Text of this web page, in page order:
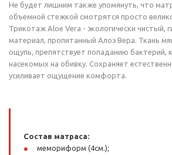
Не будет лишним также упомянуть, что
объемной стежкой смотрятся просто
Трикотаж Aloe Vera - экологически чистый,
материал, пропитанный Алоэ Вера. Ткань
ощупь, препятствует попаданию бактерий,
насекомых на обивку. Сохраняет
усиливает ощущение комфорта.
Состав матраса:
мемориформ (4см.);